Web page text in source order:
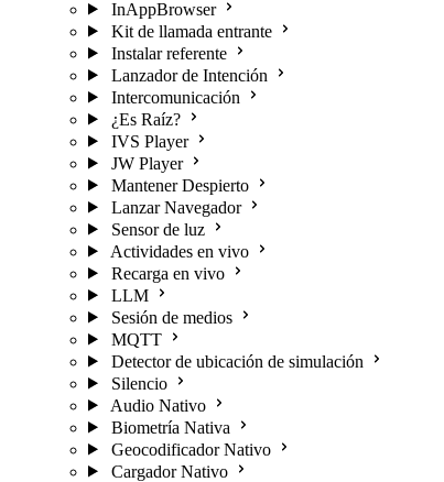
InAppBrowser
Kit de llamada entrante
Instalar referente
Lanzador de Intención
Intercomunicación
¿Es Raíz?
IVS Player
JW Player
Mantener Despierto
Lanzar Navegador
Sensor de luz
Actividades en vivo
Recarga en vivo
LLM
Sesión de medios
MQTT
Detector de ubicación de simulación
Silencio
Audio Nativo
Biometría Nativa
Geocodificador Nativo
Cargador Nativo